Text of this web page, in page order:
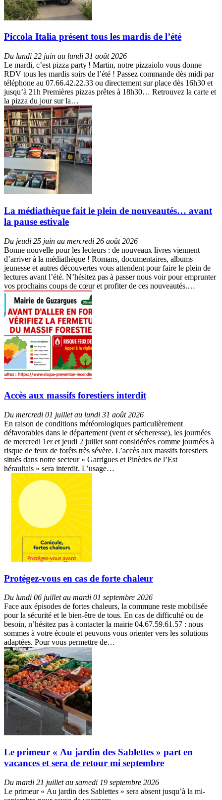
Piccola Italia présent tous les mardis de l’été
Du lundi 22 juin au lundi 31 août 2026
Le mardi, c’est pizza party ! Martin, notre pizzaiolo vous donne
RDV tous les mardis soirs de l’été ! Passez commande dès midi par
téléphone au 07.66.42.22.33 ou directement sur place dès 16h30 et
jusqu’à 21h Premières pizzas prêtes à 18h30… Retrouvez la carte et
la pizza du jour sur la…
La médiathèque fait le plein de nouveautés… avant
la pause estivale
Du jeudi 25 juin au mercredi 26 août 2026
Bonne nouvelle pour les lecteurs : de nouveaux livres viennent
d’arriver à la médiathèque ! Romans, documentaires, albums
jeunesse et autres découvertes vous attendent pour faire le plein de
lectures avant l’été. N’hésitez pas à passer nous voir pour emprunter
vos prochains coups de cœur et profiter de ces nouveautés.…
Accès aux massifs forestiers interdit
Du mercredi 01 juillet au lundi 31 août 2026
En raison de conditions météorologiques particulièrement
défavorables dans le département (vent et sécheresse), les journées
de mercredi 1er et jeudi 2 juillet sont considérées comme journées à
risque de feux de forêts très sévère. L’accès aux massifs forestiers
situés dans notre secteur « Garrigues et Pinèdes de l’Est
héraultais » sera interdit. L’usage…
Protégez-vous en cas de forte chaleur
Du lundi 06 juillet au mardi 01 septembre 2026
Face aux épisodes de fortes chaleurs, la commune reste mobilisée
pour la sécurité et le bien-être de tous. En cas de difficulté ou de
besoin, n’hésitez pas à contacter la mairie 04.67.59.61.57 : nous
sommes à votre écoute et peuvons vous orienter vers les solutions
adaptées. Pour vous permettre de…
Le primeur « Au jardin des Sablettes » part en
vacances et sera de retour mi septembre
Du mardi 21 juillet au samedi 19 septembre 2026
Le primeur « Au jardin des Sablettes » sera absent jusqu’à la mi-